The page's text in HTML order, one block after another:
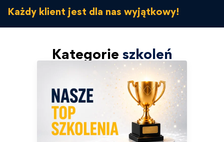
Każdy klient jest dla nas wyjątkowy!
Kategorie szkoleń